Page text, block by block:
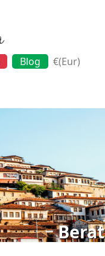
Blog €(Eur)
Berat